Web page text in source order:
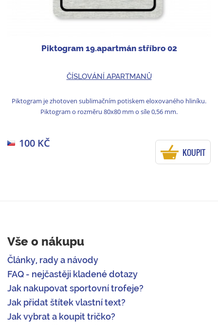
Piktogram 19.apartmán stříbro 02
ČÍSLOVÁNÍ APARTMANŮ
Piktogram je zhotoven sublimačním potiskem eloxovaného hliníku.
Piktogram o rozměru 80x80 mm o síle 0,56 mm.
100 KČ
KOUPIT
Vše o nákupu
Články, rady a návody
FAQ - nejčastěji kladené dotazy
Jak nakupovat sportovní trofeje?
Jak přidat štítek vlastní text?
Jak vybrat a koupit tričko?